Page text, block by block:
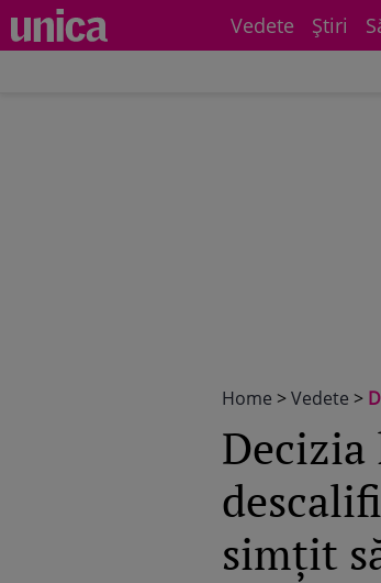
Vedete Știri
Home >Vedete >
Decizia
simțit